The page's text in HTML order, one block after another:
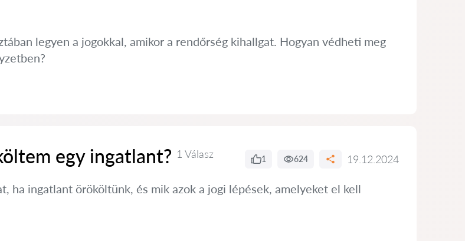
legyen a jogokkal, amikor a rendőrség kihallgat. Hogyan védheti meg
egy ingatlant? 1 Válasz 1 624 19.12.2024
ha ingatlant örököltünk, és mik azok a jogi lépések, amelyeket el kell